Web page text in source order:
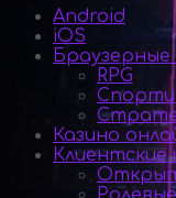
Android
iOS
Браузерные
RPG
Казино
Клиентские